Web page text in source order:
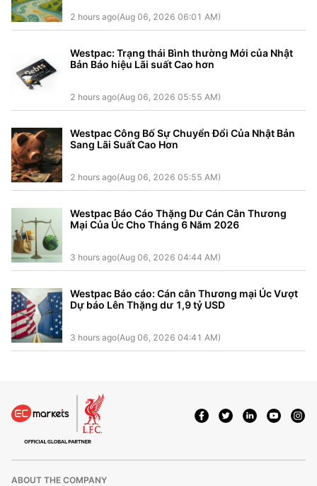
2 hours ago(Aug 06, 2026 06:01 AM)
Westpac: Trạng thái Bình thường Mới của Nhật
Bản Báo hiệu Lãi suất Cao hơn
2 hours ago(Aug 06, 2026 05:55 AM)
Westpac Công Bố Sự Chuyển Đổi Của Nhật Bản
Sang Lãi Suất Cao Hơn
2 hours ago(Aug 06, 2026 05:55 AM)
Westpac Báo Cáo Thặng Dư Cán Cân Thương
Mại Của Úc Cho Tháng 6 Năm 2026
3 hours ago(Aug 06, 2026 04:44 AM)
Westpac Báo cáo: Cán cân Thương mại Úc Vượt
Dự báo Lên Thặng dư 1,9 tỷ USD
3 hours ago(Aug 06, 2026 04:41 AM)
ABOUT THE COMPANY